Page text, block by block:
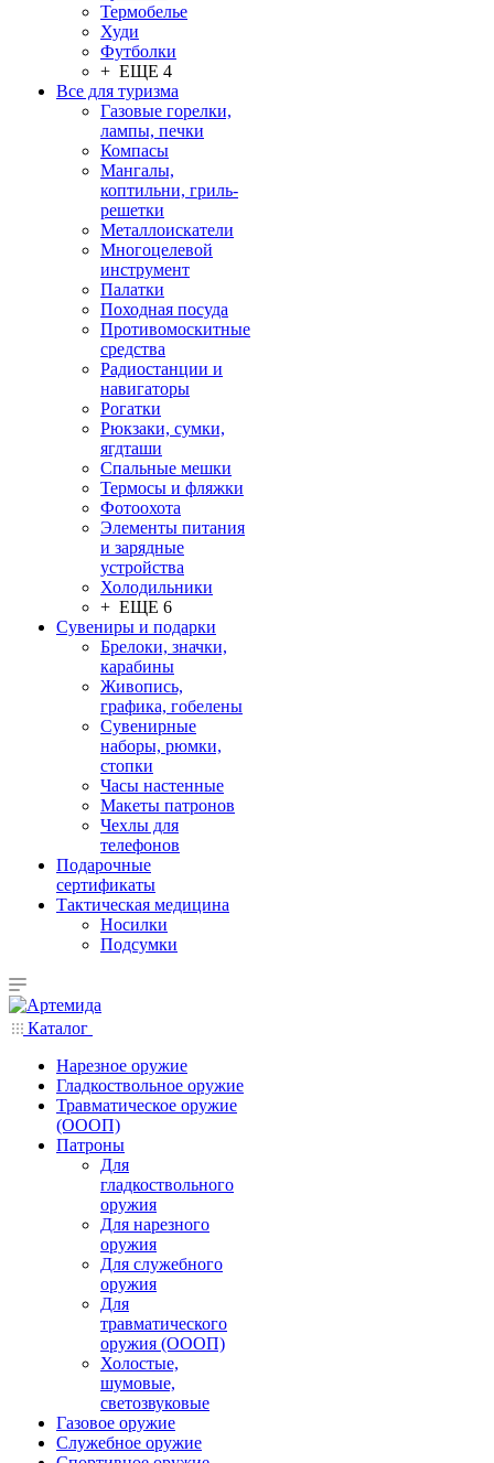
Термобелье
Худи
Футболки
+ ЕЩЕ 4
Все для туризма
Газовые горелки,
лампы, печки
Компасы
Мангалы,
коптильни, гриль-
решетки
Металлоискатели
Многоцелевой
инструмент
Палатки
Походная посуда
Противомоскитные
средства
Радиостанции и
навигаторы
Рогатки
Рюкзаки, сумки,
ягдташи
Спальные мешки
Термосы и фляжки
Фотоохота
Элементы питания
и зарядные
устройства
Холодильники
+ ЕЩЕ 6
Сувениры и подарки
Брелоки, значки,
карабины
Живопись,
графика, гобелены
Сувенирные
наборы, рюмки,
стопки
Часы настенные
Макеты патронов
Чехлы для
телефонов
Подарочные
сертификаты
Тактическая медицина
Носилки
Подсумки
Каталог
Нарезное оружие
Гладкоствольное оружие
Травматическое оружие
(ОООП)
Патроны
Для
гладкоствольного
оружия
Для нарезного
оружия
Для служебного
оружия
Для
травматического
оружия (ОООП)
Холостые,
шумовые,
светозвуковые
Газовое оружие
Служебное оружие